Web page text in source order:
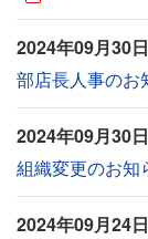
2024年09月30日
部店長人事のお
2024年09月30日
組織変更のお知
2024年09月24日